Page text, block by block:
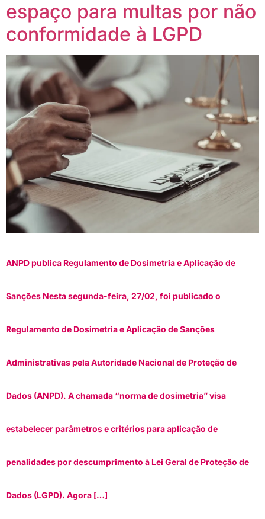
espaço para multas por não
conformidade à LGPD
ANPD publica Regulamento de Dosimetria e Aplicação de
Sanções Nesta segunda-feira, 27/02, foi publicado o
Regulamento de Dosimetria e Aplicação de Sanções
Administrativas pela Autoridade Nacional de Proteção de
Dados (ANPD). A chamada “norma de dosimetria” visa
estabelecer parâmetros e critérios para aplicação de
penalidades por descumprimento à Lei Geral de Proteção de
Dados (LGPD). Agora […]